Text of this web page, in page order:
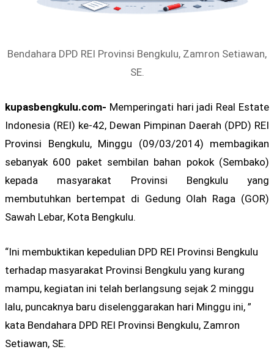
Bendahara DPD REI Provinsi Bengkulu, Zamron Setiawan,
SE.
kupasbengkulu.com- Memperingati hari jadi Real Estate
Indonesia (REI) ke-42, Dewan Pimpinan Daerah (DPD) REI
Provinsi Bengkulu, Minggu (09/03/2014) membagikan
sebanyak 600 paket sembilan bahan pokok (Sembako)
kepada masyarakat Provinsi Bengkulu yang
membutuhkan bertempat di Gedung Olah Raga (GOR)
Sawah Lebar, Kota Bengkulu.
“Ini membuktikan kepedulian DPD REI Provinsi Bengkulu
terhadap masyarakat Provinsi Bengkulu yang kurang
mampu, kegiatan ini telah berlangsung sejak 2 minggu
lalu, puncaknya baru diselenggarakan hari Minggu ini, ”
kata Bendahara DPD REI Provinsi Bengkulu, Zamron
Setiawan, SE.